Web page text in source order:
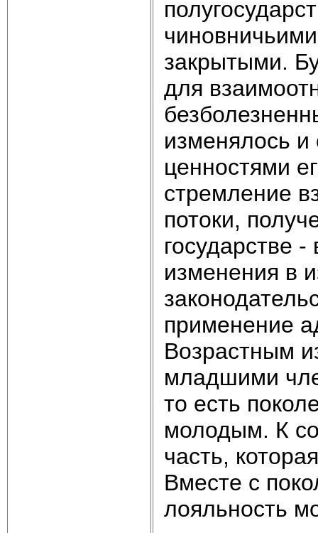
закрытыми.
для
изменялось
ценностями
стремление
потоки,
государстве
изменения в
применение
Возрастным
младшими
то есть
молодым. К
часть,
Вместе с
лояльность